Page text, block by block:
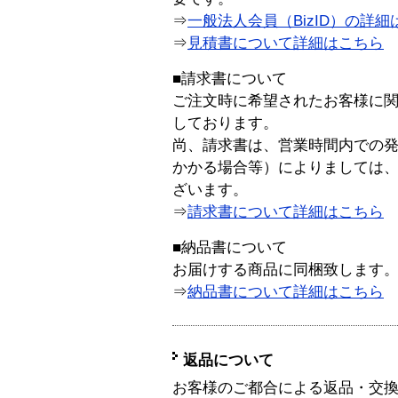
⇒一般法人会員（BizID）の詳細
⇒ 見積書について詳細はこちら
■請求書について
ご注文時に希望されたお客様に
しております。
尚、請求書は、営業時間内での
かかる場合等）によりましては
ざいます。
⇒請求書について詳細はこちら
■納品書について
お届けする商品に同梱致します。
⇒納品書について詳細はこちら
返品について
お客様のご都合による返品・交